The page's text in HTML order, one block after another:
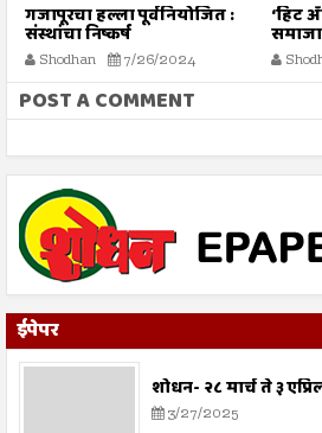
गजापूरचा हल्ला पूर्वनियोजित :
संस्थांचा निष्कर्ष
Shodhan 7/26/2024
‘हिट
POST A COMMENT
ईपेपर
शोधन- २८ मार्च ते ३
3/27/2025